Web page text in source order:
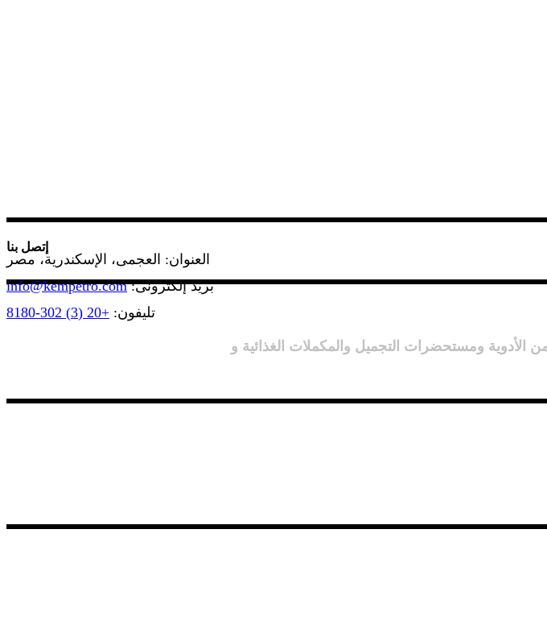
إتصل بنا
العنوان: العجمى، الإسكندرية، مصر
بريد إلكترونى:info@kempetro.com
تليفون: +20 (3) 302-8180
الأدوية ومستحضرات التجميل والمكملات الغذائية و